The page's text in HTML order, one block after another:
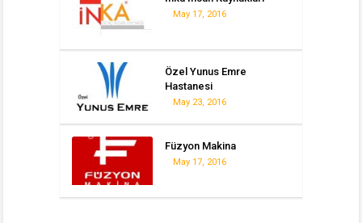
May 17, 2016
Özel Yunus Emre
Hastanesi
May 23, 2016
Füzyon Makina
May 17, 2016